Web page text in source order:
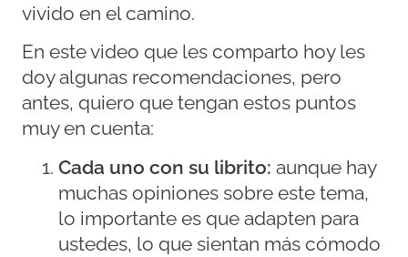
vivido en el camino.
En este video que les comparto hoy les
doy algunas recomendaciones, pero
antes, quiero que tengan estos puntos
muy en cuenta:
Cada uno con su librito: aunque hay
muchas opiniones sobre este tema,
lo importante es que adapten para
ustedes, lo que sientan más cómodo